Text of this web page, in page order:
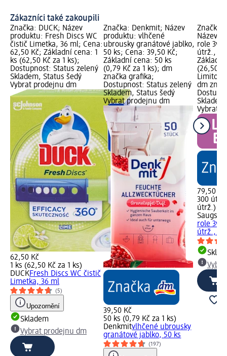
Zákazníci také zakoupili
Značka: DUCK; Název
produktu: Fresh Discs WC
čistič Limetka, 36 ml; Cena:
62,50 Kč; Základní cena: 1
ks (62,50 Kč za 1 ks);
Dostupnost: Status zelený
Skladem, Status šedý
Vybrat prodejnu dm
62,50 Kč
1 ks (62,50 Kč za 1 ks)
DUCKFresh Discs WC čistič
Limetka, 36 ml
(5)
Upozornění
Skladem
Vybrat prodejnu dm
Značka: Denkmit; Název
produktu: vlhčené
ubrousky granátové jablko,
50 ks; Cena: 39,50 Kč;
Základní cena: 50 ks
(0,79 Kč za 1 ks); dm
značka grafika;
Dostupnost: Status zelený
Skladem, Status šedý
Vybrat prodejnu dm
39,50 Kč
50 ks (0,79 Kč za 1 ks)
Denkmitvlhčené ubrousky
granátové jablko, 50 ks
(197)
Značka:
Název
role
útrž., 3
(26,50
dm
Vybrat
79,50 Kč
300
útrž.)
role
útrž., 3